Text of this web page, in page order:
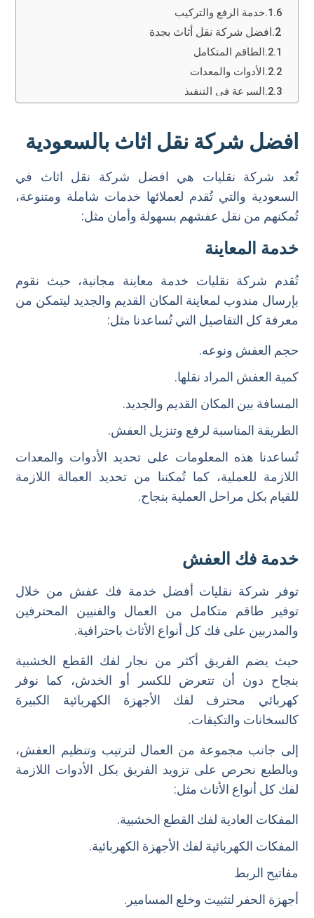
خدمة الرفع والتركيب
افضل شركة نقل أثاث بجدة
الطاقم المتكامل
الأدوات والمعدات
السرعة في التنفيذ
خدمة التخزين
افضل شركة نقل اثاث بالرياض
افضل شركة نقل اثاث بمكة
افضل شركة نقل اثاث بالدمام
افضل شركة نقل اثاث بالطائف
اسعار افضل شركة نقل اثاث 2025
ارقام افضل شركة نقل اثاث
افضل شركة نقل اثاث بالسعودية
تُعد شركة نقليات هي افضل شركة نقل اثاث في
السعودية والتي تُقدم لعملائها خدمات شاملة ومتنوعة،
تُمكنهم من نقل عفشهم بسهولة وأمان مثل:
خدمة المعاينة
تُقدم شركة نقليات خدمة معاينة مجانية، حيث نقوم
بإرسال مندوب لمعاينة المكان القديم والجديد ليتمكن من
معرفة كل التفاصيل التي تُساعدنا مثل:
حجم العفش ونوعه.
كمية العفش المراد نقلها.
المسافة بين المكان القديم والجديد.
الطريقة المناسبة لرفع وتنزيل العفش.
تُساعدنا هذه المعلومات على تحديد الأدوات والمعدات
اللازمة للعملية، كما تُمكننا من تحديد العمالة اللازمة
للقيام بكل مراحل العملية بنجاح.
خدمة فك العفش
توفر شركة نقليات أفضل خدمة فك عفش من خلال
توفير طاقم متكامل من العمال والفنيين المحترفين
والمدربين على فك كل أنواع الأثاث باحترافية.
حيث يضم الفريق أكثر من نجار لفك القطع الخشبية
بنجاح دون أن تتعرض للكسر أو الخدش، كما نوفر
كهربائي محترف لفك الأجهزة الكهربائية الكبيرة
كالسخانات والتكيفات.
إلى جانب مجموعة من العمال لترتيب وتنظيم العفش،
وبالطبع نحرص على تزويد الفريق بكل الأدوات اللازمة
لفك كل أنواع الأثاث مثل:
المفكات العادية لفك القطع الخشبية.
المفكات الكهربائية لفك الأجهزة الكهربائية.
مفاتيح الربط
أجهزة الحفر لتثبيت وخلع المسامير.